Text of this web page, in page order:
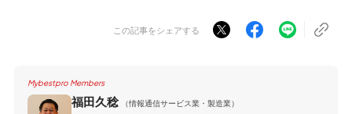
この記事をシェアする
Mybestpro Members
福田久稔
（情報通信サービス業・製造業）